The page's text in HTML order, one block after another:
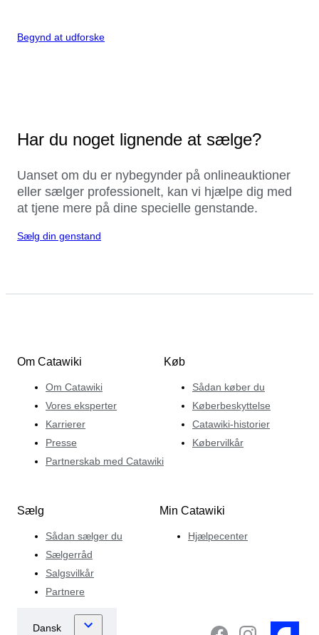
Begynd at udforske
Har du noget lignende at sælge?
Uanset om du er nybegynder på onlineauktioner
eller sælger professionelt, kan vi hjælpe dig med
at tjene mere på dine specielle genstande.
Sælg din genstand
Om Catawiki
Om Catawiki
Vores eksperter
Karrierer
Presse
Partnerskab med Catawiki
Køb
Sådan køber du
Køberbeskyttelse
Catawiki-historier
Købervilkår
Sælg
Sådan sælger du
Sælgerråd
Salgsvilkår
Partnere
Min Catawiki
Hjælpecenter